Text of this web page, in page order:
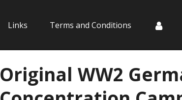
Links Terms and Conditions
Original WW2